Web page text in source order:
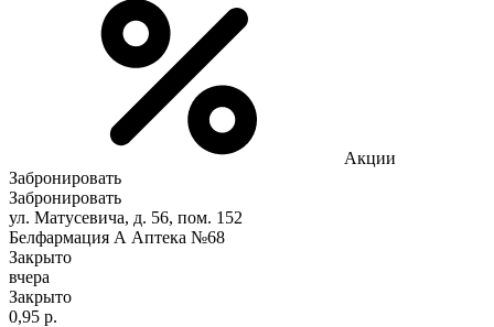
Акции
Забронировать
Забронировать
ул. Матусевича, д. 56, пом. 152
Белфармация А Аптека №68
Закрыто
вчера
Закрыто
0,95 р.